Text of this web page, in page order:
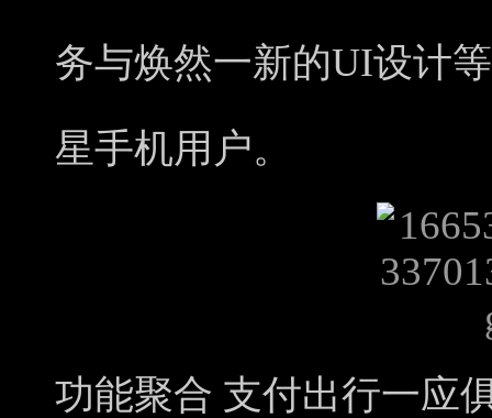
务与焕然一新的UI设计
星手机用户。
功能聚合 支付出行一应